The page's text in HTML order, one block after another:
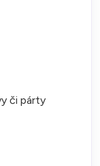
či párty